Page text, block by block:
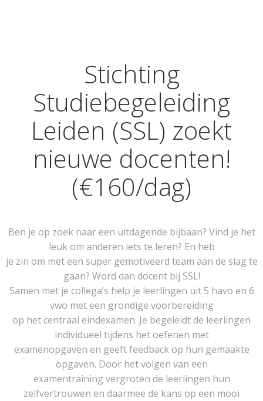
Stichting
Studiebegeleiding
Leiden (SSL) zoekt
nieuwe docenten!
(€160/dag)
Ben je op zoek naar een uitdagende bijbaan? Vind je het
leuk om anderen iets te leren? En heb
je zin om met een super gemotiveerd team aan de slag te
gaan? Word dan docent bij SSL!
Samen met je collega’s help je leerlingen uit 5 havo en 6
vwo met een grondige voorbereiding
op het centraal eindexamen. Je begeleidt de leerlingen
individueel tijdens het oefenen met
examenopgaven en geeft feedback op hun gemaakte
opgaven. Door het volgen van een
examentraining vergroten de leerlingen hun
zelfvertrouwen en daarmee de kans op een mooi